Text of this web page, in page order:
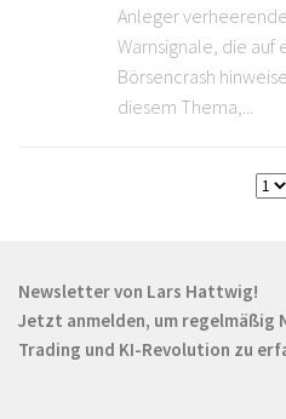
Anleger
Warnsignale, die
Börsencrash
diesem Thema,...
Newsletter von Lars Hattwig!
Jetzt anmelden, um regelmäßig
Trading und KI-Revolution zu